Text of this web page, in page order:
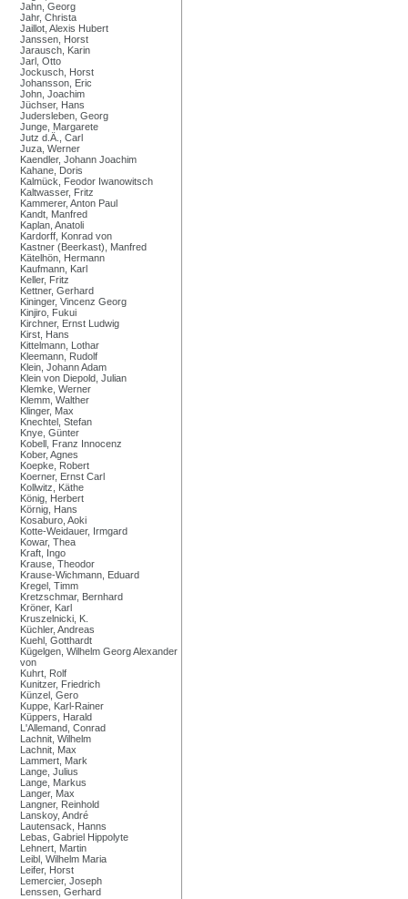
Jahn, Georg
Jahr, Christa
Jaillot, Alexis Hubert
Janssen, Horst
Jarausch, Karin
Jarl, Otto
Jockusch, Horst
Johansson, Eric
John, Joachim
Jüchser, Hans
Judersleben, Georg
Junge, Margarete
Jutz d.Ä., Carl
Juza, Werner
Kaendler, Johann Joachim
Kahane, Doris
Kalmück, Feodor Iwanowitsch
Kaltwasser, Fritz
Kammerer, Anton Paul
Kandt, Manfred
Kaplan, Anatoli
Kardorff, Konrad von
Kastner (Beerkast), Manfred
Kätelhön, Hermann
Kaufmann, Karl
Keller, Fritz
Kettner, Gerhard
Kininger, Vincenz Georg
Kinjiro, Fukui
Kirchner, Ernst Ludwig
Kirst, Hans
Kittelmann, Lothar
Kleemann, Rudolf
Klein, Johann Adam
Klein von Diepold, Julian
Klemke, Werner
Klemm, Walther
Klinger, Max
Knechtel, Stefan
Knye, Günter
Kobell, Franz Innocenz
Kober, Agnes
Koepke, Robert
Koerner, Ernst Carl
Kollwitz, Käthe
König, Herbert
Körnig, Hans
Kosaburo, Aoki
Kotte-Weidauer, Irmgard
Kowar, Thea
Kraft, Ingo
Krause, Theodor
Krause-Wichmann, Eduard
Kregel, Timm
Kretzschmar, Bernhard
Kröner, Karl
Kruszelnicki, K.
Küchler, Andreas
Kuehl, Gotthardt
Kügelgen, Wilhelm Georg Alexander
von
Kuhrt, Rolf
Kunitzer, Friedrich
Künzel, Gero
Kuppe, Karl-Rainer
Küppers, Harald
L'Allemand, Conrad
Lachnit, Wilhelm
Lachnit, Max
Lammert, Mark
Lange, Julius
Lange, Markus
Langer, Max
Langner, Reinhold
Lanskoy, André
Lautensack, Hanns
Lebas, Gabriel Hippolyte
Lehnert, Martin
Leibl, Wilhelm Maria
Leifer, Horst
Lemercier, Joseph
Lenssen, Gerhard